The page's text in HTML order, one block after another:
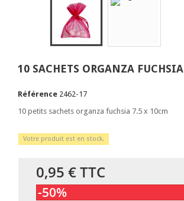
10 SACHETS ORGANZA FUCHSIA
Référence 2462-17
10 petits sachets organza fuchsia 7.5 x 10cm
Votre produit est en stock.
0,95 €TTC
-50%